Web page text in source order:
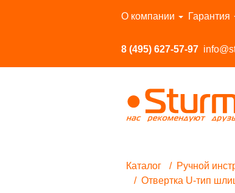
О компании Гарантия
8 (495) 627-57-97
Перейти в каталог
Каталог Ручной
Отвертка U-тип